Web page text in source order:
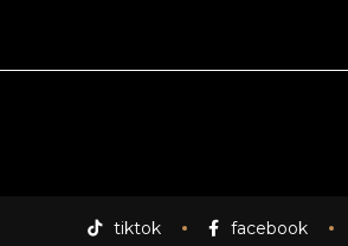
tiktok facebook